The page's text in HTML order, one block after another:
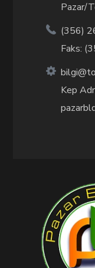
Pazar/
(356)
Faks:
Kep